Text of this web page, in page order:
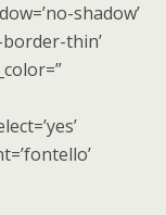
shadow’
border-thin’